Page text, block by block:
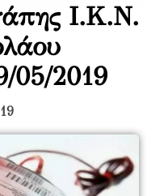
Ι.Κ.Ν.
05/2019